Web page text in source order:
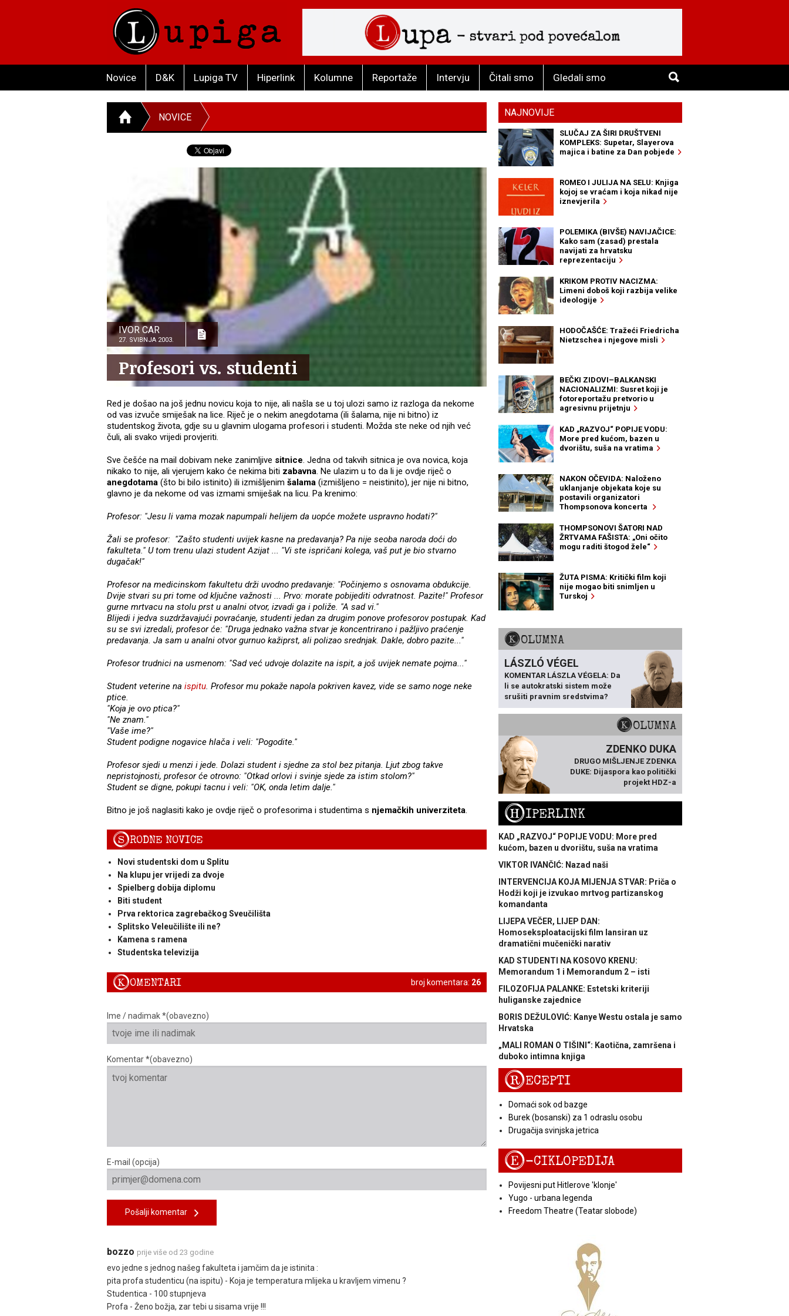
Novice D&K Lupiga TV Hiperlink Kolumne Reportaže Intervju Čitali smo Gledali smo
NOVICE
IVOR CAR
27. SVIBNJA 2003.
Profesori vs. studenti
Red je došao na još jednu novicu koja to nije, ali našla se u toj ulozi samo iz razloga da nekome
od vas izvuče smiješak na lice. Riječ je o nekim anegdotama (ili šalama, nije ni bitno) iz
studentskog života, gdje su u glavnim ulogama profesori i studenti. Možda ste neke od njih već
čuli, ali svako vrijedi provjeriti.
Sve češće na mail dobivam neke zanimljive sitnice. Jedna od takvih sitnica je ova novica, koja
nikako to nije, ali vjerujem kako će nekima biti zabavna. Ne ulazim u to da li je ovdje riječ o
anegdotama (što bi bilo istinito) ili izmišljenim šalama (izmišljeno = neistinito), jer nije ni bitno,
glavno je da nekome od vas izmami smiješak na licu. Pa krenimo:
Profesor: "Jesu li vama mozak napumpali helijem da uopće možete uspravno hodati?"
Žali se profesor: "Zašto studenti uvijek kasne na predavanja? Pa nije seoba naroda doći do
fakulteta." U tom trenu ulazi student Azijat ... "Vi ste ispričani kolega, vaš put je bio stvarno
dugačak!"
Profesor na medicinskom fakultetu drži uvodno predavanje: "Počinjemo s osnovama obdukcije.
Dvije stvari su pri tome od ključne važnosti ... Prvo: morate pobijediti odvratnost. Pazite!" Profesor
gurne mrtvacu na stolu prst u analni otvor, izvadi ga i poliže. "A sad vi."
Blijedi i jedva suzdržavajući povraćanje, studenti jedan za drugim ponove profesorov postupak. Kad
su se svi izredali, profesor će: "Druga jednako važna stvar je koncentrirano i pažljivo praćenje
predavanja. Ja sam u analni otvor gurnuo kažiprst, ali polizao srednjak. Dakle, dobro pazite..."
Profesor trudnici na usmenom: "Sad već udvoje dolazite na ispit, a još uvijek nemate pojma..."
Student veterine na ispitu. Profesor mu pokaže napola pokriven kavez, vide se samo noge neke
ptice.
"Koja je ovo ptica?"
"Ne znam."
"Vaše ime?"
Student podigne nogavice hlača i veli: "Pogodite."
Profesor sjedi u menzi i jede. Dolazi student i sjedne za stol bez pitanja. Ljut zbog takve
nepristojnosti, profesor će otrovno: "Otkad orlovi i svinje sjede za istim stolom?"
Student se digne, pokupi tacnu i veli: "OK, onda letim dalje."
Bitno je još naglasiti kako je ovdje riječ o profesorima i studentima s njemačkih univerziteta.
SRODNE NOVICE
Novi studentski dom u Splitu
Na klupu jer vrijedi za dvoje
Spielberg dobija diplomu
Biti student
Prva rektorica zagrebačkog Sveučilišta
Splitsko Veleučilište ili ne?
Kamena s ramena
Studentska televizija
broj komentara: 26
KOMENTARI
Ime / nadimak *(obavezno)
Komentar *(obavezno)
E-mail (opcija)
Pošalji komentar
bozzo prije više od 23 godine
evo jedne s jednog našeg fakulteta i jamčim da je istinita :
pita profa studenticu (na ispitu) - Koja je temperatura mlijeka u kravljem vimenu ?
Studentica - 100 stupnjeva
Profa - Ženo božja, zar tebi u sisama vrije !!!
NAJNOVIJE
SLUČAJ ZA ŠIRI DRUŠTVENI
KOMPLEKS: Supetar, Slayerova
majica i batine za Dan pobjede
ROMEO I JULIJA NA SELU: Knjiga
kojoj se vraćam i koja nikad nije
iznevjerila
POLEMIKA (BIVŠE) NAVIJAČICE:
Kako sam (zasad) prestala
navijati za hrvatsku
reprezentaciju
KRIKOM PROTIV NACIZMA:
Limeni doboš koji razbija velike
ideologije
HODOČAŠĆE: Tražeći Friedricha
Nietzschea i njegove misli
BEČKI ZIDOVI–BALKANSKI
NACIONALIZMI: Susret koji je
fotoreportažu pretvorio u
agresivnu prijetnju
KAD „RAZVOJ“ POPIJE VODU:
More pred kućom, bazen u
dvorištu, suša na vratima
NAKON OČEVIDA: Naloženo
uklanjanje objekata koje su
postavili organizatori
Thompsonova koncerta
THOMPSONOVI ŠATORI NAD
ŽRTVAMA FAŠISTA: „Oni očito
mogu raditi štogod žele“
ŽUTA PISMA: Kritički film koji
nije mogao biti snimljen u
Turskoj
KOLUMNA
LÁSZLÓ VÉGEL
KOMENTAR LÁSZLA VÉGELA: Da
li se autokratski sistem može
srušiti pravnim sredstvima?
KOLUMNA
ZDENKO DUKA
DRUGO MIŠLJENJE ZDENKA
DUKE: Dijaspora kao politički
projekt HDZ-a
HIPERLINK
KAD „RAZVOJ“ POPIJE VODU: More pred
kućom, bazen u dvorištu, suša na vratima
VIKTOR IVANČIĆ: Nazad naši
INTERVENCIJA KOJA MIJENJA STVAR: Priča o
Hodži koji je izvukao mrtvog partizanskog
komandanta
LIJEPA VEČER, LIJEP DAN:
Homoseksploatacijski film lansiran uz
dramatični mučenički narativ
KAD STUDENTI NA KOSOVO KRENU:
Memorandum 1 i Memorandum 2 – isti
FILOZOFIJA PALANKE: Estetski kriteriji
huliganske zajednice
BORIS DEŽULOVIĆ: Kanye Westu ostala je samo
Hrvatska
„MALI ROMAN O TIŠINI“: Kaotična, zamršena i
duboko intimna knjiga
RECEPTI
Domaći sok od bazge
Burek (bosanski) za 1 odraslu osobu
Drugačija svinjska jetrica
E-CIKLOPEDIJA
Povijesni put Hitlerove 'klonje'
Yugo - urbana legenda
Freedom Theatre (Teatar slobode)